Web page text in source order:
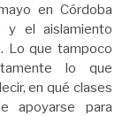
en Córdoba
y el aislamiento
Lo que tampoco
lo que
en qué clases
apoyarse para